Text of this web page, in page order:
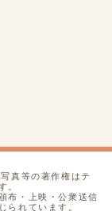
真等の著作権はテ
。
布・上映・公衆送信
られています。